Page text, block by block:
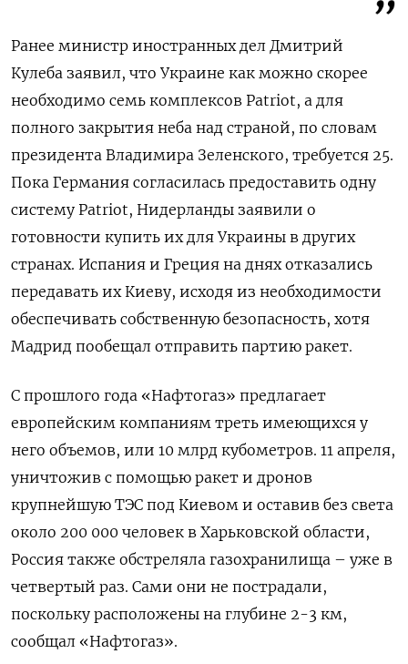
Ранее министр иностранных дел Дмитрий
Кулеба заявил, что Украине как можно скорее
необходимо семь комплексов Patriot, а для
полного закрытия неба над страной, по словам
президента Владимира Зеленского, требуется 25.
Пока Германия согласилась предоставить одну
систему Patriot, Нидерланды заявили о
готовности купить их для Украины в других
странах. Испания и Греция на днях отказались
передавать их Киеву, исходя из необходимости
обеспечивать собственную безопасность, хотя
Мадрид пообещал отправить партию ракет.
С прошлого года «Нафтогаз» предлагает
европейским компаниям треть имеющихся у
него объемов, или 10 млрд кубометров. 11 апреля,
уничтожив с помощью ракет и дронов
крупнейшую ТЭС под Киевом и оставив без света
около 200 000 человек в Харьковской области,
Россия также обстреляла газохранилища – уже в
четвертый раз. Сами они не пострадали,
поскольку расположены на глубине 2-3 км,
сообщал «Нафтогаз».